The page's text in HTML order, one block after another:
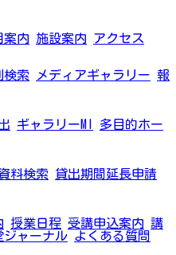
案内 施設案内 アクセス
検索 メディアギャラリー 報
ギャラリーMI
多目的ホー
料検索
貸出期間延長申請
授業日程 受講申込案内 講
ジャーナル よくある質問